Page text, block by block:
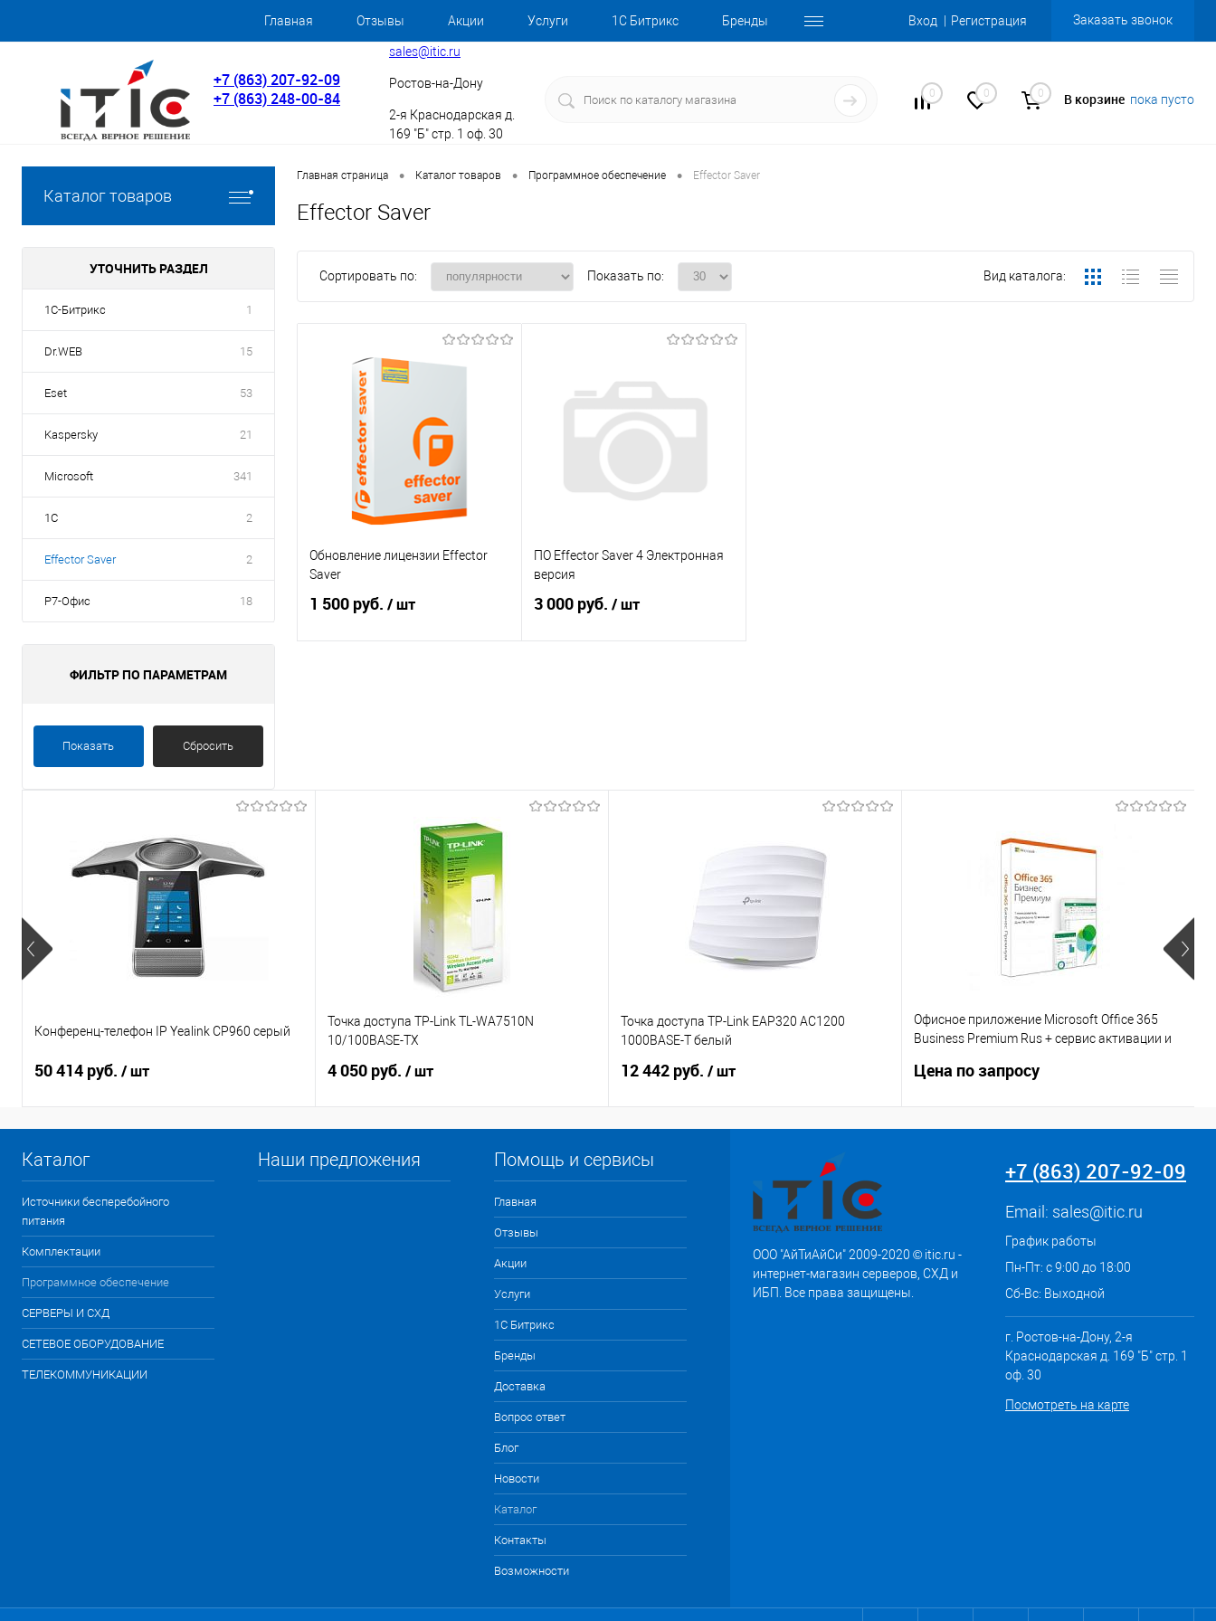
Главная Отзывы Акции Услуги 1С Битрикс Бренды Вход Регистрация Заказать звонок
+7 (863) 207-92-09
+7 (863) 248-00-84
sales@itic.ru
Ростов-на-Дону
2-я Краснодарская д.
169 "Б" стр. 1 оф. 30
0 0 0 В корзине пока пусто
Каталог товаров
УТОЧНИТЬ РАЗДЕЛ
1С-Битрикс 1
Dr.WEB 15
Eset 53
Kaspersky 21
Microsoft 341
1C 2
Effector Saver 2
Р7-Офис 18
ФИЛЬТР ПО ПАРАМЕТРАМ
Показать Сбросить
Главная страница • Каталог товаров • Программное обеспечение • Effector Saver
Effector Saver
Сортировать по: Показать по: Вид каталога:
Обновление лицензии Effector
Saver
1 500 руб. / шт
ПО Effector Saver 4 Электронная
версия
3 000 руб. / шт
Конференц-телефон IP Yealink CP960 серый
50 414 руб. / шт
Точка доступа TP-Link TL-WA7510N
10/100BASE-TX
4 050 руб. / шт
Точка доступа TP-Link EAP320 AC1200
1000BASE-T белый
12 442 руб. / шт
Офисное приложение Microsoft Office 365
Business Premium Rus + сервис активации и
Цена по запросу
Каталог
Источники бесперебойного
питания
Комплектации
Программное обеспечение
СЕРВЕРЫ И СХД
СЕТЕВОЕ ОБОРУДОВАНИЕ
ТЕЛЕКОММУНИКАЦИИ
Наши предложения Помощь и сервисы
Главная
Отзывы
Акции
Услуги
1С Битрикс
Бренды
Доставка
Вопрос ответ
Блог
Новости
Каталог
Контакты
Возможности
ООО "АйТиАйСи" 2009-2020 © itic.ru -
интернет-магазин серверов, СХД и
ИБП. Все права защищены.
+7 (863) 207-92-09
Email: sales@itic.ru
График работы
Пн-Пт: с 9:00 до 18:00
Сб-Вс: Выходной
г. Ростов-на-Дону, 2-я
Краснодарская д. 169 "Б" стр. 1
оф. 30
Посмотреть на карте